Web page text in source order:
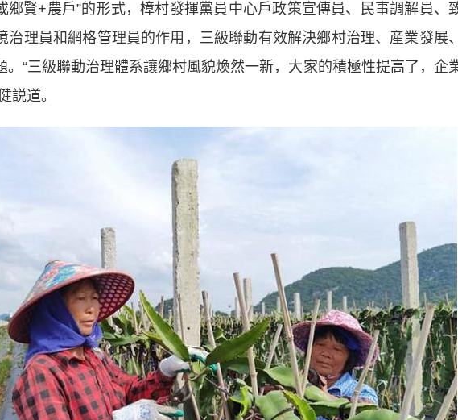
賢+農戶”的形式，樟村發揮黨員中心戶政策宣傳員、民事調解員、
治理員和網格管理員的作用，三級聯動有效解決鄉村治理、産業發展、
“三級聯動治理體系讓鄉村風貌煥然一新，大家的積極性提高了，企
説道。